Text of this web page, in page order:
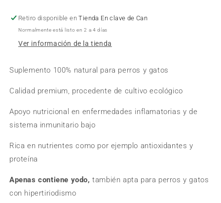
Defensas
a
(Espirulina
Defensas
a
(Espirulina
Retiro disponible enTienda En clave de Can
Normalmente está listo en 2 a 4 días
Ver información de la tienda
Suplemento 100% natural para perros y gatos
Calidad premium, procedente de cultivo ecológico
Apoyo nutricional en enfermedades inflamatorias y de
sistema inmunitario bajo
Rica en nutrientes como por ejemplo antioxidantes y
proteína
Apenas contiene yodo,también apta para perros y gatos
con hipertiriodismo